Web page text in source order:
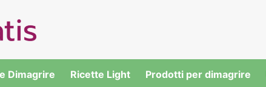
Dimagrire Ricette Light Prodotti per dimagrire